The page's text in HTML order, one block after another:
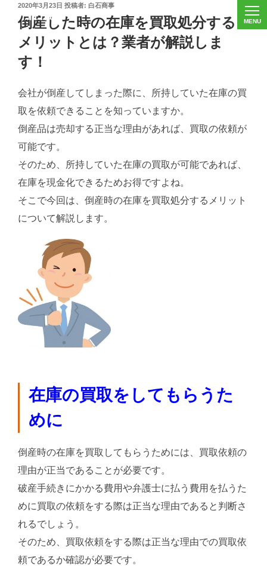
投
稿
日:
2020年3月23日 投稿者: 白石商事
倒産した時の在庫を買取処分する
メリットとは？業者が解説しま
す！
会社が倒産してしまった際に、所持していた在庫の買
取を依頼できることを知っていますか。
倒産品は売却する正当な理由があれば、買取の依頼が
可能です。
そのため、所持していた在庫の買取が可能であれば、
在庫を現金化できるためお得ですよね。
そこで今回は、倒産時の在庫を買取処分するメリット
について解説します。
在庫の買取をしてもらうた
めに
倒産時の在庫を買取してもらうためには、買取依頼の
理由が正当であることが必要です。
破産手続きにかかる費用や弁護士に払う費用を払うた
めに買取の依頼をする際は正当な理由であると判断さ
れるでしょう。
そのため、買取依頼をする際は正当な理由での買取依
頼であるか確認が必要です。